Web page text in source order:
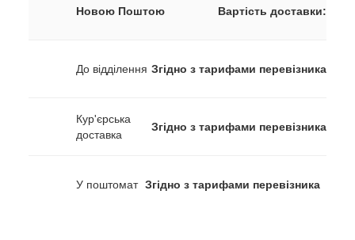
Новою Поштою Вартість доставки:
До відділення Згідно з тарифами перевізника
Кур'єрська
доставка
Згідно з тарифами перевізника
У поштомат Згідно з тарифами перевізника